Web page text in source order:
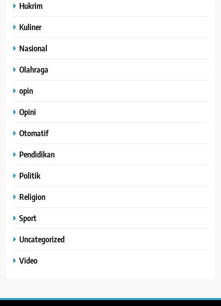
Hukrim
Kuliner
Nasional
Olahraga
opin
Opini
Otomatif
Pendidikan
Politik
Religion
Sport
Uncategorized
Video